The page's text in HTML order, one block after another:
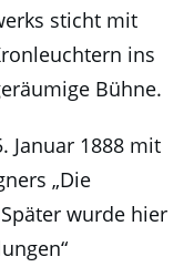
sticht mit
ins
Bühne.
Januar 1888 mit
„Die
wurde hier